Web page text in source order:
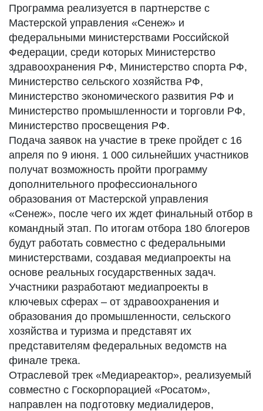
Программа реализуется в партнерстве с
Мастерской управления «Сенеж» и
федеральными министерствами Российской
Федерации, среди которых Министерство
здравоохранения РФ, Министерство спорта РФ,
Министерство сельского хозяйства РФ,
Министерство экономического развития РФ и
Министерство промышленности и торговли РФ,
Министерство просвещения РФ.
Подача заявок на участие в треке пройдет с 16
апреля по 9 июня. 1 000 сильнейших участников
получат возможность пройти программу
дополнительного профессионального
образования от Мастерской управления
«Сенеж», после чего их ждет финальный отбор в
командный этап. По итогам отбора 180 блогеров
будут работать совместно с федеральными
министерствами, создавая медиапроекты на
основе реальных государственных задач.
Участники разработают медиапроекты в
ключевых сферах – от здравоохранения и
образования до промышленности, сельского
хозяйства и туризма и представят их
представителям федеральных ведомств на
финале трека.
Отраслевой трек «Медиареактор», реализуемый
совместно с Госкорпорацией «Росатом»,
направлен на подготовку медиалидеров,